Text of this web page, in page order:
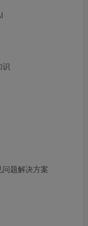
题解决方案